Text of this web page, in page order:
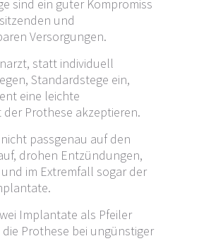
sind ein guter Kompromiss
und
Versorgungen.
statt individuell
Standardstege ein,
eine leichte
der Prothese akzeptieren.
passgenau auf den
drohen Entzündungen,
im Extremfall sogar der
Implantate als Pfeiler
Prothese bei ungünstiger